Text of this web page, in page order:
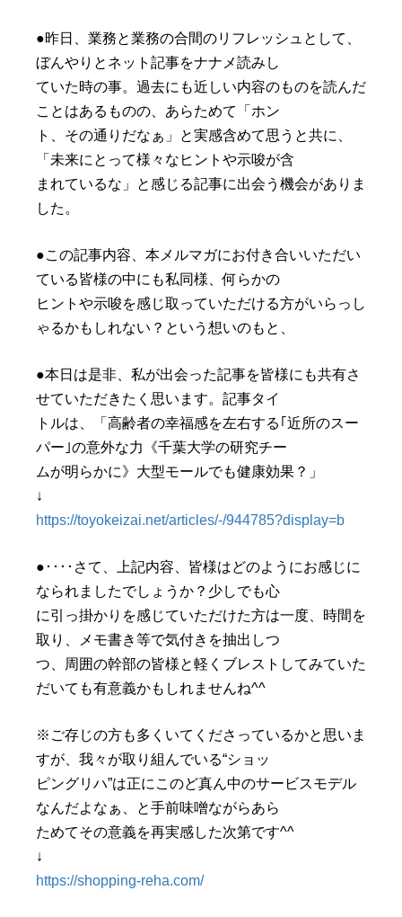
●昨日、業務と業務の合間のリフレッシュとして、
ぼんやりとネット記事をナナメ読みし
ていた時の事。過去にも近しい内容のものを読んだ
ことはあるものの、あらためて「ホン
ト、その通りだなぁ」と実感含めて思うと共に、
「未来にとって様々なヒントや示唆が含
まれているな」と感じる記事に出会う機会がありま
した。
●この記事内容、本メルマガにお付き合いいただい
ている皆様の中にも私同様、何らかの
ヒントや示唆を感じ取っていただける方がいらっし
ゃるかもしれない？という想いのもと、
●本日は是非、私が出会った記事を皆様にも共有さ
せていただきたく思います。記事タイ
トルは、「高齢者の幸福感を左右する｢近所のスー
パー｣の意外な力《千葉大学の研究チー
ムが明らかに》大型モールでも健康効果？」
↓
https://toyokeizai.net/articles/-/944785?display=b
●････さて、上記内容、皆様はどのようにお感じに
なられましたでしょうか？少しでも心
に引っ掛かりを感じていただけた方は一度、時間を
取り、メモ書き等で気付きを抽出しつ
つ、周囲の幹部の皆様と軽くブレストしてみていた
だいても有意義かもしれませんね^^
※ご存じの方も多くいてくださっているかと思いま
すが、我々が取り組んでいる“ショッ
ピングリハ”は正にこのど真ん中のサービスモデル
なんだよなぁ、と手前味噌ながらあら
ためてその意義を再実感した次第です^^
↓
https://shopping-reha.com/